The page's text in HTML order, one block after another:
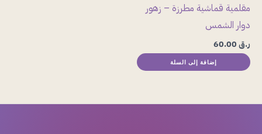
مقلمية قماشية مطرزة – زهور
دوار الشمس
ر.ق
إضافة إلى السلة